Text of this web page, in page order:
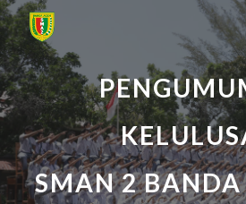
Skip to main content
SMAN 2 BANDA